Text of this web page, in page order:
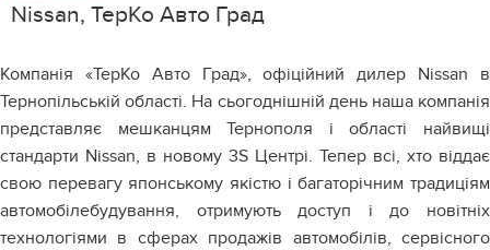
Nissan, ТерКо Авто Град
Компанія «ТерКо Авто Град», офіційний дилер Nissan в
Тернопільській області. На сьогоднішній день наша компанія
представляє мешканцям Тернополя і області найвищі
стандарти Nissan, в новому 3S Центрі. Тепер всі, хто віддає
свою перевагу японському якістю і багаторічним традиціям
автомобілебудування, отримують доступ і до новітніх
технологіями в сферах продажів автомобілів, сервісного